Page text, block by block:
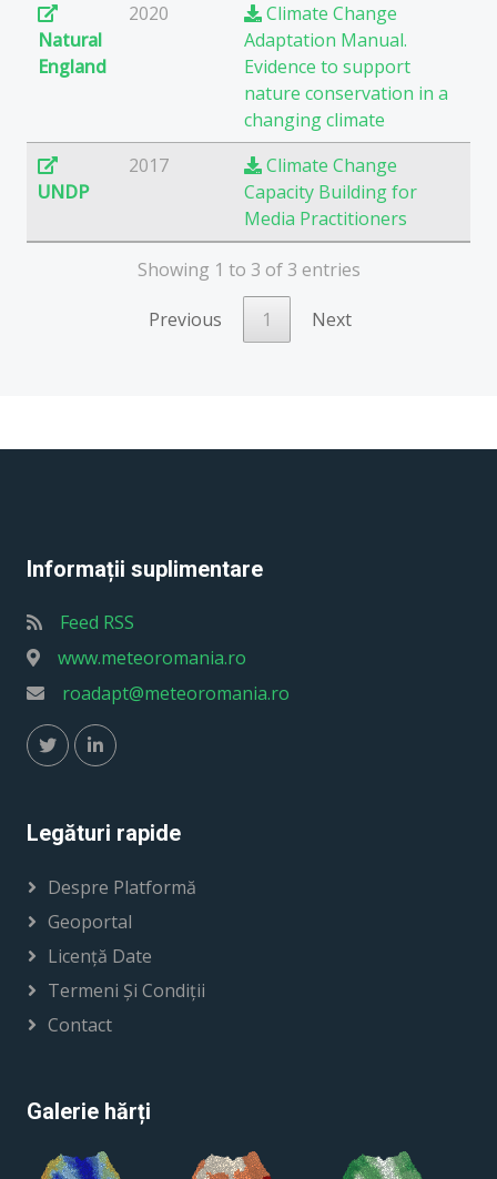
Natural
England
2020
Climate Change
Adaptation Manual.
Evidence to support
nature conservation in a
changing climate
UNDP
2017
Climate Change
Capacity Building for
Media Practitioners
Showing 1 to 3 of 3 entries
Previous 1 Next
Informații suplimentare
Feed RSS
www.meteoromania.ro
roadapt@meteoromania.ro
Legături rapide
Despre Platformă
Geoportal
Licență Date
Termeni Și Condiții
Contact
Galerie hărți